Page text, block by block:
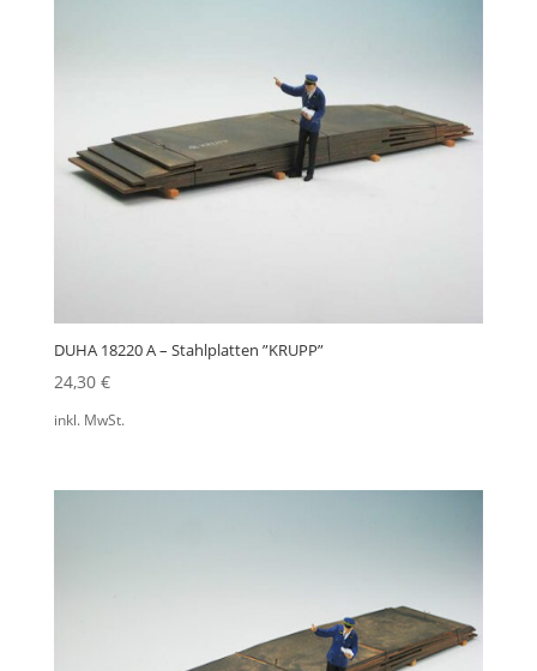
DUHA 18220 A – Stahlplatten ”KRUPP”
24,30 €
inkl. MwSt.